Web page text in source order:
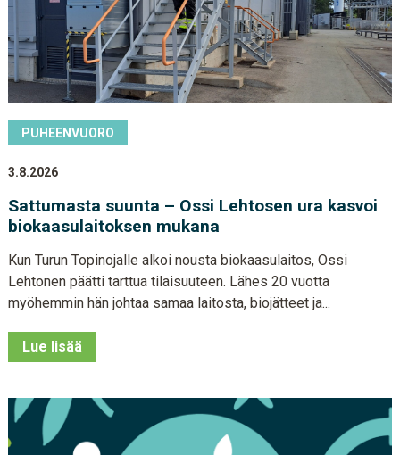
PUHEENVUORO
3.8.2026
Sattumasta suunta – Ossi Lehtosen ura kasvoi
biokaasulaitoksen mukana
Kun Turun Topinojalle alkoi nousta biokaasulaitos, Ossi
Lehtonen päätti tarttua tilaisuuteen. Lähes 20 vuotta
myöhemmin hän johtaa samaa laitosta, biojätteet ja...
Lue lisää